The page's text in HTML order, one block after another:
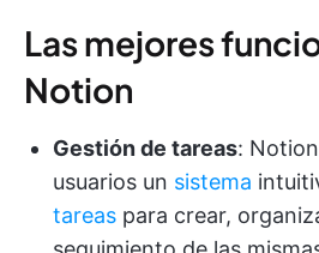
Las mejores
Notion
Gestión de tareas:
usuarios un sistema
tareas para crear,